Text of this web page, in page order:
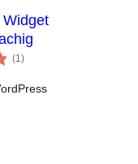
(1કુલ
રેટિંગ્સ
)